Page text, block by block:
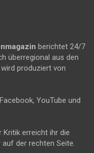
berichtet 24/7
überregional aus den
produziert von
YouTube und
erreicht ihr die
der rechten Seite.